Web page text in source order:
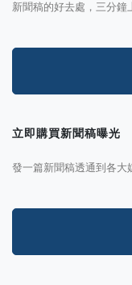
新聞稿的好去處，三分鐘
立即購買新聞稿曝光
發一篇新聞稿透通到各大